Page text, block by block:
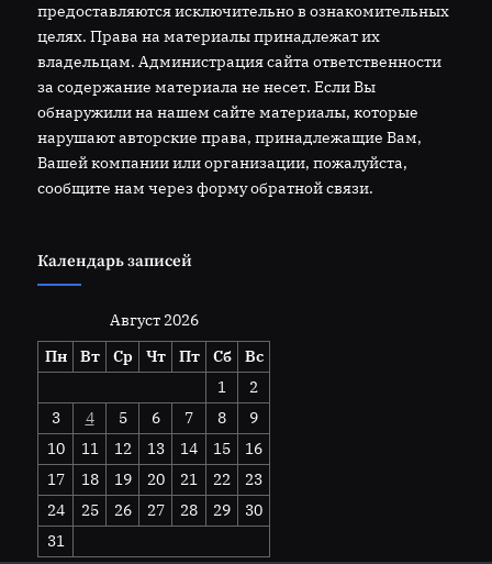
предоставляются исключительно в ознакомительных
целях. Права на материалы принадлежат их
владельцам. Администрация сайта ответственности
за содержание материала не несет. Если Вы
обнаружили на нашем сайте материалы, которые
нарушают авторские права, принадлежащие Вам,
Вашей компании или организации, пожалуйста,
сообщите нам через форму обратной связи.
Календарь записей
Август 2026
Пн
Вт Ср Чт Пт Сб
Вс
1
2
3
4 5 6 7 8
9
10
11 12 13 14 15
16
17
18 19 20 21 22
23
24
25 26 27 28 29
30
31